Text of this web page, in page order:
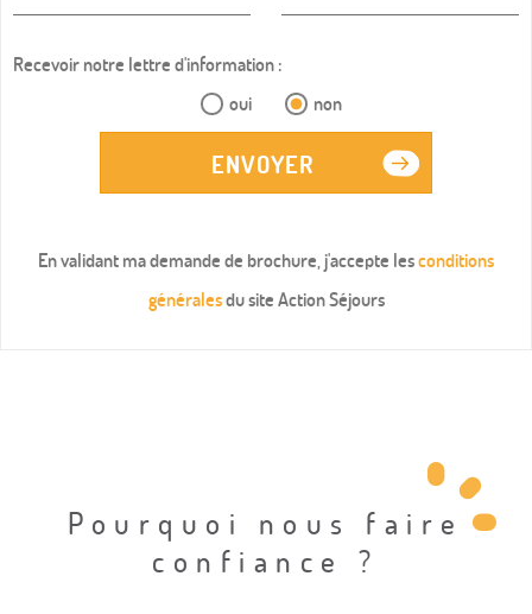
Recevoir notre lettre d'information :
oui
non
ENVOYER
En validant ma demande de brochure, j'accepte lesconditions
généralesdu site Action Séjours
Pourquoi nous faire
confiance ?